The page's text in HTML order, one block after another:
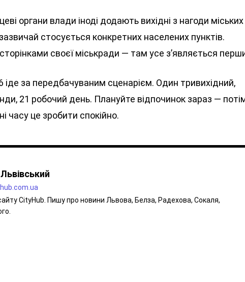
органи влади іноді додають вихідні з нагоди міських
стосується конкретних населених пунктів.
своєї міськради — там усе з’являється
іде за передбачуваним сценарієм. Один тривихідний,
21 робочий день. Плануйте відпочинок зараз —
часу це зробити спокійно.
CityHub. Пишу про новини Львова, Белза, Радехова, Сокаля,